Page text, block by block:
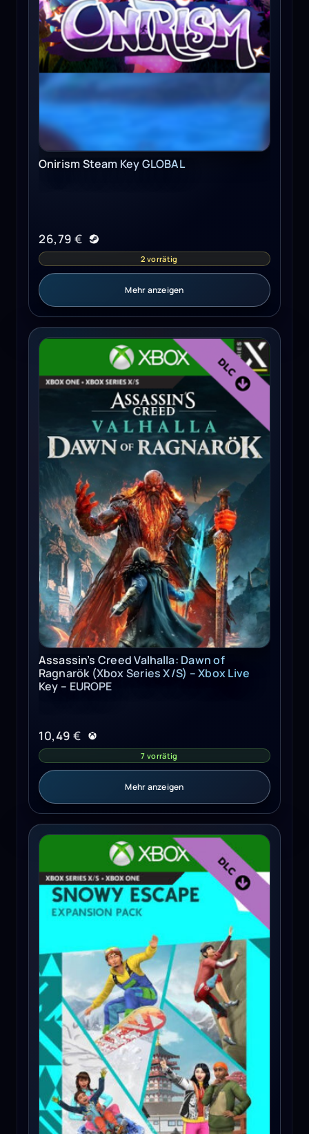
Onirism Steam Key GLOBAL
26,79 €
2 vorrätig
Mehr anzeigen
Assassin's Creed Valhalla: Dawn of Ragnarök (Xbox
Assassin’s Creed Valhalla: Dawn of
Ragnarök (Xbox Series X/S) – Xbox Live
Key – EUROPE
10,49 €
7 vorrätig
Mehr anzeigen
The Sims 4 Snowy Escape Pack (Xbox One, Series X/S) -